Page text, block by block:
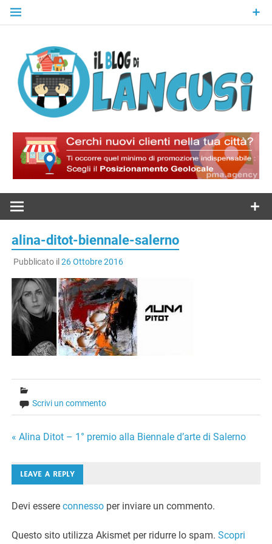
Skip
Il Blog Di
Lancusi
alina-ditot-biennale-salerno
Pubblicato il 26 Ottobre 2016
Scrivi un commento
Navigazione
articoli
« Alina Ditot – 1° premio alla Biennale d’arte di Salerno
LEAVE A REPLY
Devi essereconnesso per inviare un commento.
Questo sito utilizza Akismet per ridurre lo spam.Scopri